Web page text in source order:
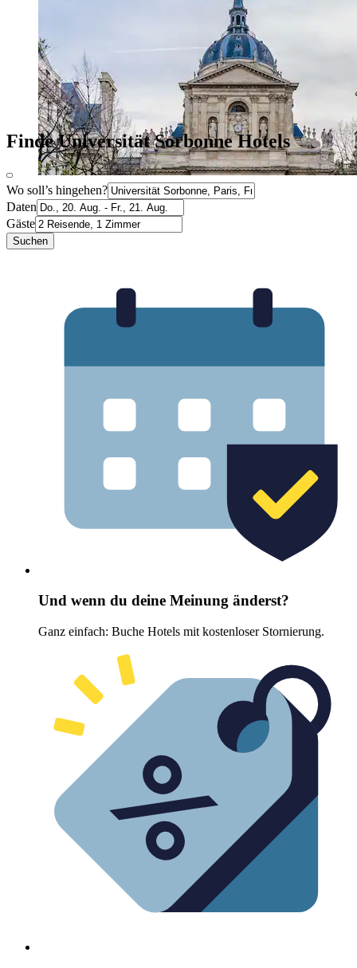
Finde Universität Sorbonne Hotels
Wo soll’s hingehen?
Daten
Gäste
Suchen
Und wenn du deine Meinung änderst?
Ganz einfach: Buche Hotels mit kostenloser Stornierung.